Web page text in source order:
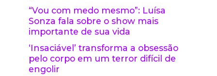
“Vou com medo mesmo”: Luísa
Sonza fala sobre o show mais
importante de sua vida
‘Insaciável’ transforma a obsessão
pelo corpo em um terror difícil de
engolir